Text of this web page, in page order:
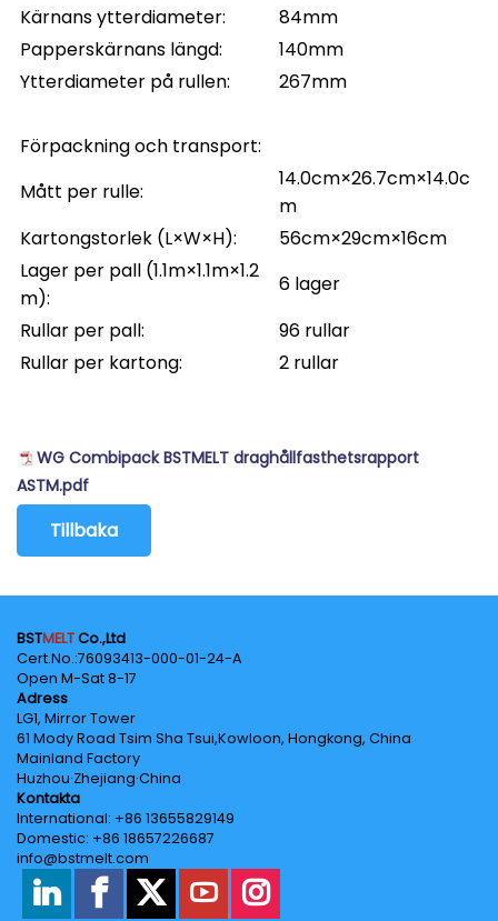
Kärnans ytterdiameter:
84mm
Papperskärnans längd:
140mm
Ytterdiameter på rullen:
267mm
Förpackning och transport:
Mått per rulle:
14.0cm×26.7cm×14.0c
m
Kartongstorlek (L×W×H):
56cm×29cm×16cm
Lager per pall (1.1m×1.1m×1.2
m):
6 lager
Rullar per pall:
96 rullar
Rullar per kartong:
2 rullar
WG Combipack BSTMELT draghållfasthetsrapport
ASTM.pdf
Tillbaka
BSTMELTCo.,Ltd
Cert.No.‌:76093413-000-01-24-A
Open M-Sat 8-17
Adress
LG1, Mirror Tower
61 Mody Road Tsim Sha Tsui,Kowloon, Hongkong, China
Mainland Factory
Huzhou·Zhejiang·China
Kontakta
International: +86 13655829149
Domestic: +86 18657226687
info@bstmelt.com